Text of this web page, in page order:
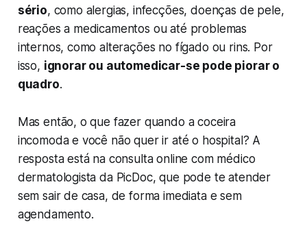
sério, como alergias, infecções, doenças de pele,
reações a medicamentos ou até problemas
internos, como alterações no fígado ou rins. Por
isso, ignorar ou automedicar-se pode piorar o
quadro.
Mas então, o que fazer quando a coceira
incomoda e você não quer ir até o hospital? A
resposta está na consulta online com médico
dermatologista da PicDoc, que pode te atender
sem sair de casa, de forma imediata e sem
agendamento.